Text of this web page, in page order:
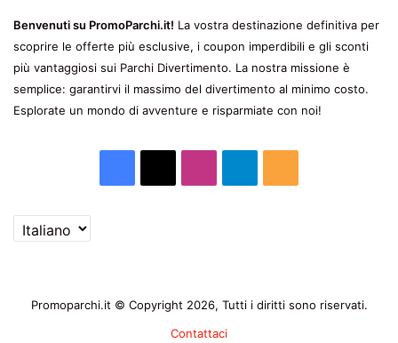
Benvenuti su PromoParchi.it! La vostra destinazione definitiva per
scoprire le offerte più esclusive, i coupon imperdibili e gli sconti
più vantaggiosi sui Parchi Divertimento. La nostra missione è
semplice: garantirvi il massimo del divertimento al minimo costo.
Esplorate un mondo di avventure e risparmiate con noi!
Scegli
una
Promoparchi.it © Copyright 2026, Tutti i diritti sono riservati.
Contattaci